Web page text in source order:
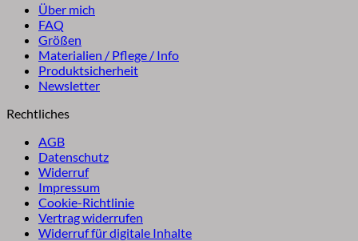
Über mich
FAQ
Größen
Materialien / Pflege / Info
Produktsicherheit
Newsletter
Rechtliches
AGB
Datenschutz
Widerruf
Impressum
Cookie-Richtlinie
Vertrag widerrufen
Widerruf für digitale Inhalte